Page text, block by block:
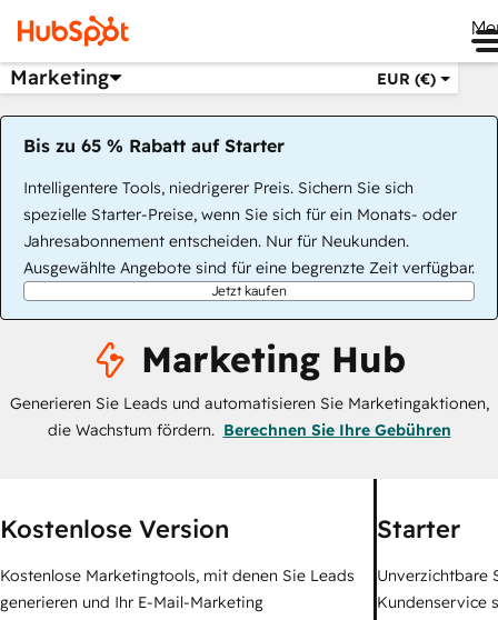
Marketing EUR (€)
Bis zu 65 % Rabatt auf Starter
Intelligentere Tools, niedrigerer Preis. Sichern Sie sich
spezielle Starter-Preise, wenn Sie sich für ein Monats- oder
Jahresabonnement entscheiden. Nur für Neukunden.
Ausgewählte Angebote sind für eine begrenzte Zeit verfügbar.
Jetzt kaufen
Marketing Hub
Generieren Sie Leads und automatisieren Sie Marketingaktionen,
die Wachstum fördern. Berechnen Sie Ihre Gebühren
Kostenlose Version
Kostenlose Marketingtools, mit denen Sie Leads
generieren und Ihr E-Mail-Marketing
Starter
Unverzichtbare
Kundenservice